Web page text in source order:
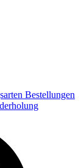
Bestellungen